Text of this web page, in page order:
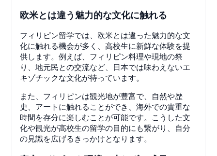
欧米とは違う魅力的な文化に触れる
フィリピン留学では、欧米とは違った魅力的な文
化に触れる機会が多く、高校生に新鮮な体験を提
供します。例えば、フィリピン料理や現地の祭
り、地元民との交流など、日本では味わえないエ
キゾチックな文化が待っています。
また、フィリピンは観光地が豊富で、自然や歴
史、アートに触れることができ、海外での貴重な
時間を存分に楽しむことが可能です。こうした文
化や観光が高校生の留学の目的にも繋がり、自分
の見識を広げるきっかけとなります。